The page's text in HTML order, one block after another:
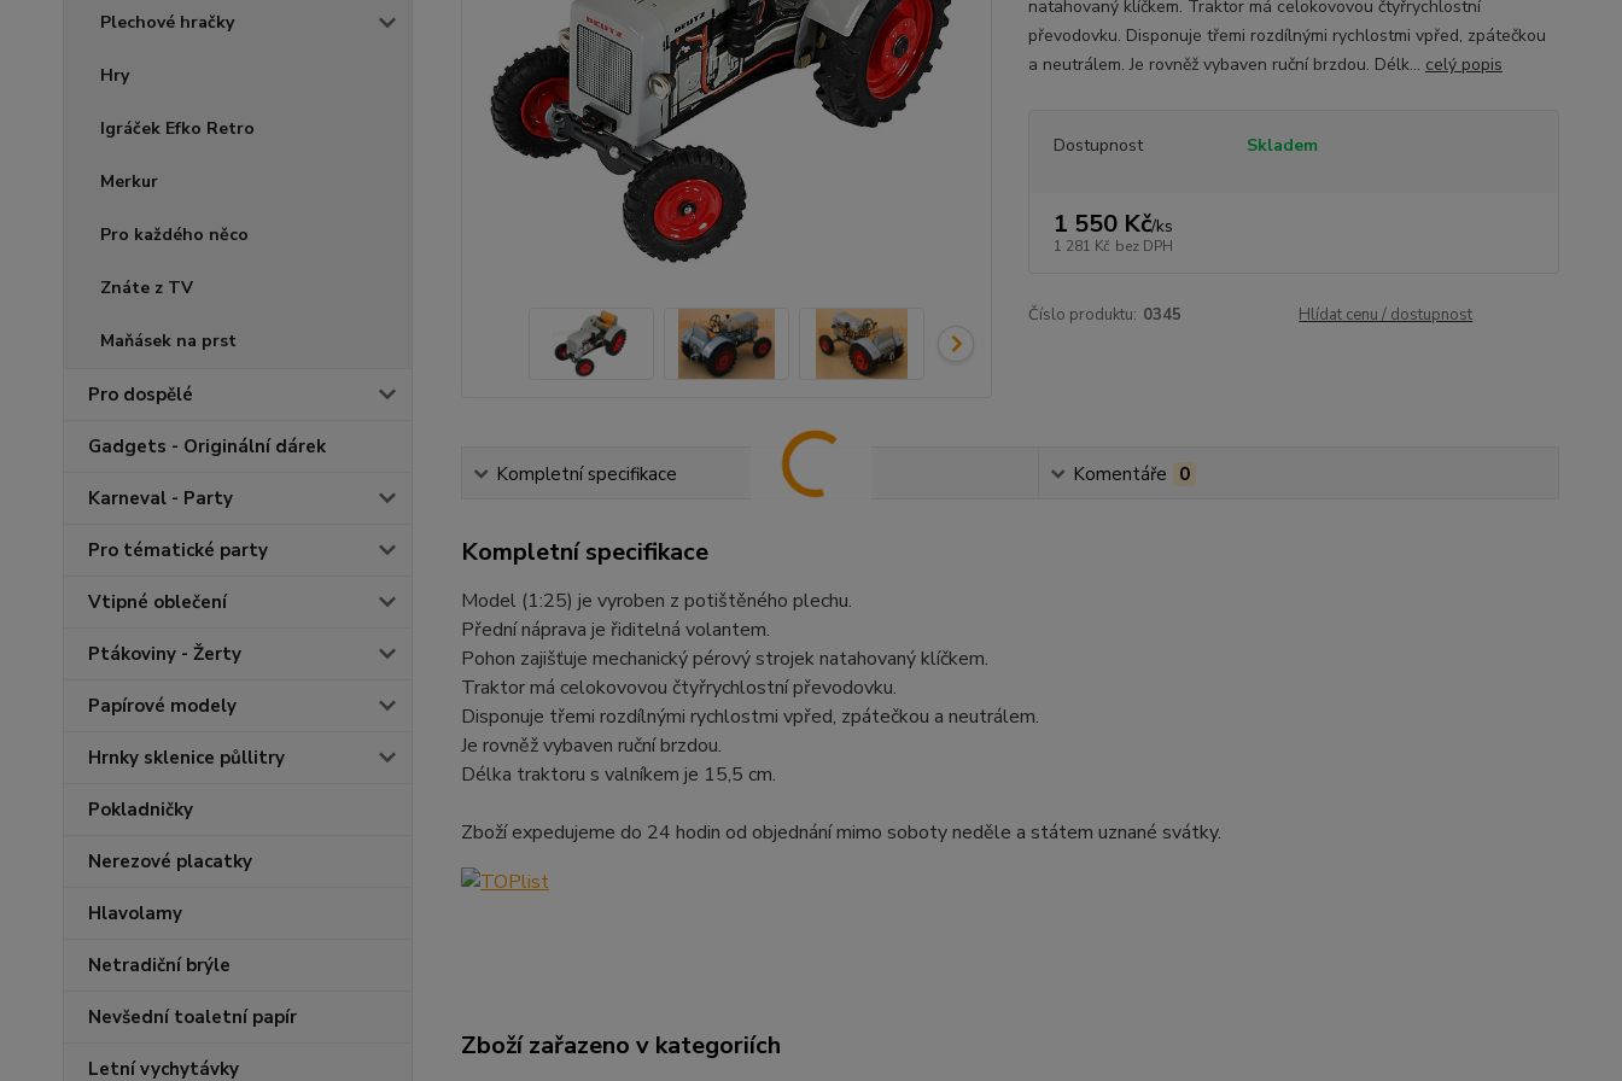
Plechové hračky
Hry
Igráček Efko Retro
Merkur
Pro každého něco
Znáte z TV
Maňásek na prst
Pro dospělé
Gadgets - Originální dárek
Karneval - Party
Pro tématické party
Vtipné oblečení
Ptákoviny - Žerty
Papírové modely
Hrnky sklenice půllitry
Pokladničky
Nerezové placatky
Hlavolamy
Netradiční brýle
Nevšední toaletní papír
Letní vychytávky
natahovaný klíčkem. Traktor má celokovovou čtyřrychlostní
převodovku. Disponuje třemi rozdílnými rychlostmi vpřed, zpátečkou
a neutrálem. Je rovněž vybaven ruční brzdou. Délk... celý popis
Dostupnost Skladem
1 550 Kč/ks
1 281 Kč bez DPH
Číslo produktu: 0345 Hlídat cenu / dostupnost
Kompletní specifikace Komentáře 0
Kompletní specifikace
Model (1:25) je vyroben z potištěného plechu.
Přední náprava je řiditelná volantem.
Pohon zajišťuje mechanický pérový strojek natahovaný klíčkem.
Traktor má celokovovou čtyřrychlostní převodovku.
Disponuje třemi rozdílnými rychlostmi vpřed, zpátečkou a neutrálem.
Je rovněž vybaven ruční brzdou.
Délka traktoru s valníkem je 15,5 cm.
Zboží expedujeme do 24 hodin od objednání mimo soboty neděle a státem uznané svátky.
Zboží zařazeno v kategoriích